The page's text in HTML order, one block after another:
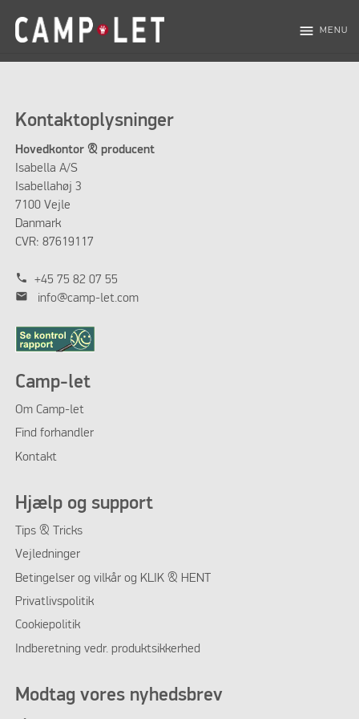
menu MENU
Kontaktoplysninger
Hovedkontor & producent
Isabella A/S
Isabellahøj 3
7100 Vejle
Danmark
CVR: 87619117
phone +45 75 82 07 55
mail info@camp-let.com
Camp-let
Om Camp-let
Find forhandler
Kontakt
Hjælp og support
Tips & Tricks
Vejledninger
Betingelser og vilkår og KLIK & HENT
Privatlivspolitik
Cookiepolitik
Indberetning vedr. produktsikkerhed
Modtag vores nyhedsbrev